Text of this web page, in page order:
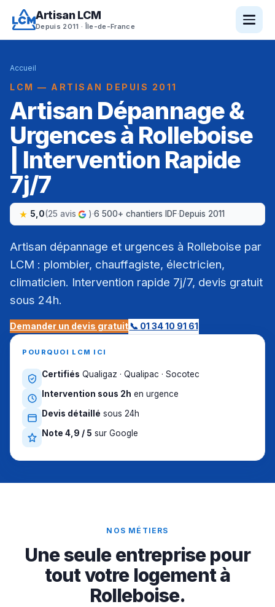
Artisan LCM
Depuis 2011 · Île-de-France
Accueil
LCM — ARTISAN DEPUIS 2011
Artisan Dépannage &
Urgences à Rolleboise
| Intervention Rapide
7j/7
5,0(25 avis )·6 500+ chantiers IDF·Depuis 2011
Artisan dépannage et urgences à Rolleboise par
LCM : plombier, chauffagiste, électricien,
climaticien. Intervention rapide 7j/7, devis gratuit
sous 24h.
Demander un devis gratuit📞 01 34 10 91 61
POURQUOI LCM ICI
Certifiés Qualigaz · Qualipac · Socotec
Intervention sous 2h en urgence
Devis détaillé sous 24h
Note 4,9 / 5 sur Google
NOS MÉTIERS
Une seule entreprise pour
tout votre logement à
Rolleboise.